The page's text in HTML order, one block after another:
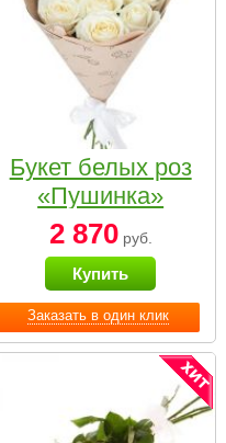
Заказать в один клик
Букет белых роз
«Пушинка»
2 870руб.
Купить